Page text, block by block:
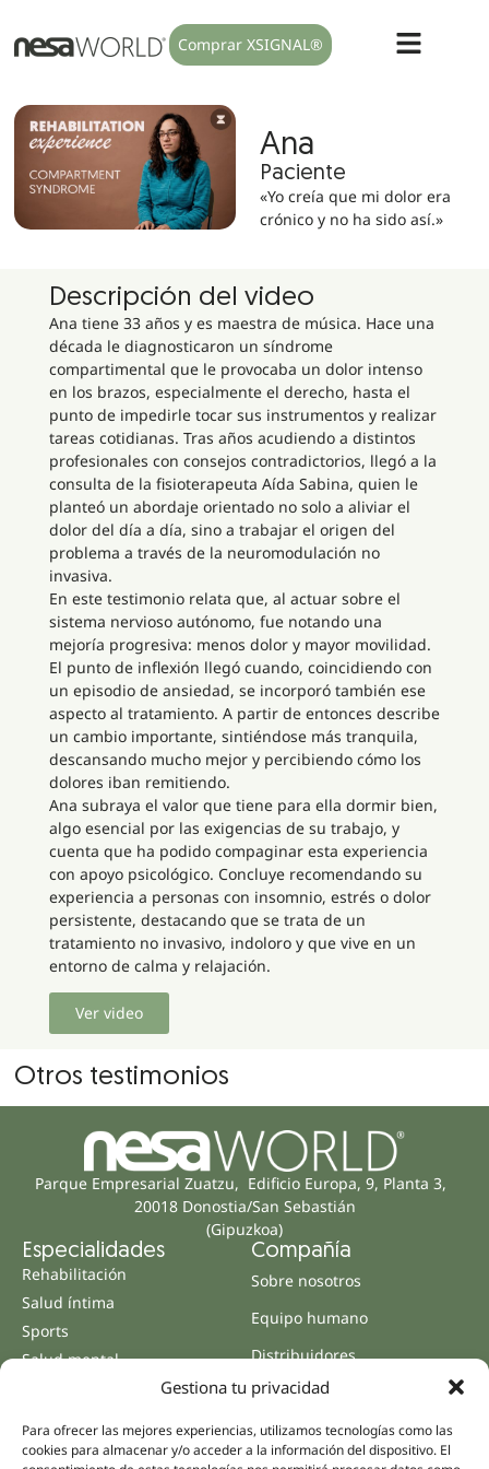
Gestiona tu privacidad
Para ofrecer las mejores experiencias, utilizamos tecnologías como las
cookies para almacenar y/o acceder a la información del dispositivo. El
Comprar XSIGNAL®
Ana
Paciente
«Yo creía que mi dolor era
crónico y no ha sido así.»
Descripción del video
Ana tiene 33 años y es maestra de música. Hace una
década le diagnosticaron un síndrome
compartimental que le provocaba un dolor intenso
en los brazos, especialmente el derecho, hasta el
punto de impedirle tocar sus instrumentos y realizar
tareas cotidianas. Tras años acudiendo a distintos
profesionales con consejos contradictorios, llegó a la
consulta de la fisioterapeuta Aída Sabina, quien le
planteó un abordaje orientado no solo a aliviar el
dolor del día a día, sino a trabajar el origen del
problema a través de la neuromodulación no
invasiva.
En este testimonio relata que, al actuar sobre el
sistema nervioso autónomo, fue notando una
mejoría progresiva: menos dolor y mayor movilidad.
El punto de inflexión llegó cuando, coincidiendo con
un episodio de ansiedad, se incorporó también ese
aspecto al tratamiento. A partir de entonces describe
un cambio importante, sintiéndose más tranquila,
descansando mucho mejor y percibiendo cómo los
dolores iban remitiendo.
Ana subraya el valor que tiene para ella dormir bien,
algo esencial por las exigencias de su trabajo, y
cuenta que ha podido compaginar esta experiencia
con apoyo psicológico. Concluye recomendando su
experiencia a personas con insomnio, estrés o dolor
persistente, destacando que se trata de un
tratamiento no invasivo, indoloro y que vive en un
entorno de calma y relajación.
Ver video
Otros testimonios
Parque Empresarial Zuatzu, Edificio Europa, 9, Planta 3,
20018 Donostia/San Sebastián
(Gipuzkoa)
Especialidades
Rehabilitación
Salud íntima
Sports
Salud mental
Medicina interna
Compañía
Sobre nosotros
Equipo humano
Distribuidores
Partnerships
Nesa Academic